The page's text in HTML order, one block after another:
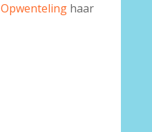
Opwentelinghaar